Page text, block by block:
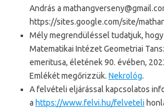
András a
https://sites.google.com/site/
Mély megrendüléssel tudatjuk, hogy
Matematikai Intézet Geometriai
emeritusa, életének 90. évében,
Emlékét megőrizzük. Nekrológ.
A felvételi eljárással kapcsolatos
a https://www.felvi.hu/felveteli